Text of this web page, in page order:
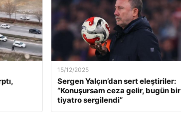
15/12/2025
Sergen Yalçın’dan sert eleştiriler:
“Konuşursam ceza gelir, bugün bir
tiyatro sergilendi”